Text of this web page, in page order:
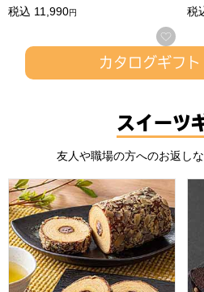
税込 11,990円
お気
税
カタログギフ
スイーツ
友人や職場の方へのお返し
杵屋 書写 千年杉 小倉 1本入り【